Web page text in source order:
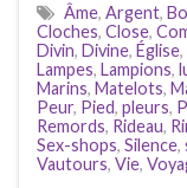
Âme, Argent,
Cloches, Close,
Divin, Divine, Église,
Lampes, Lampions,
Marins, Matelots,
Peur, Pied, pleurs,
Remords, Rideau,
Sex-shops, Silence,
Vautours, Vie,